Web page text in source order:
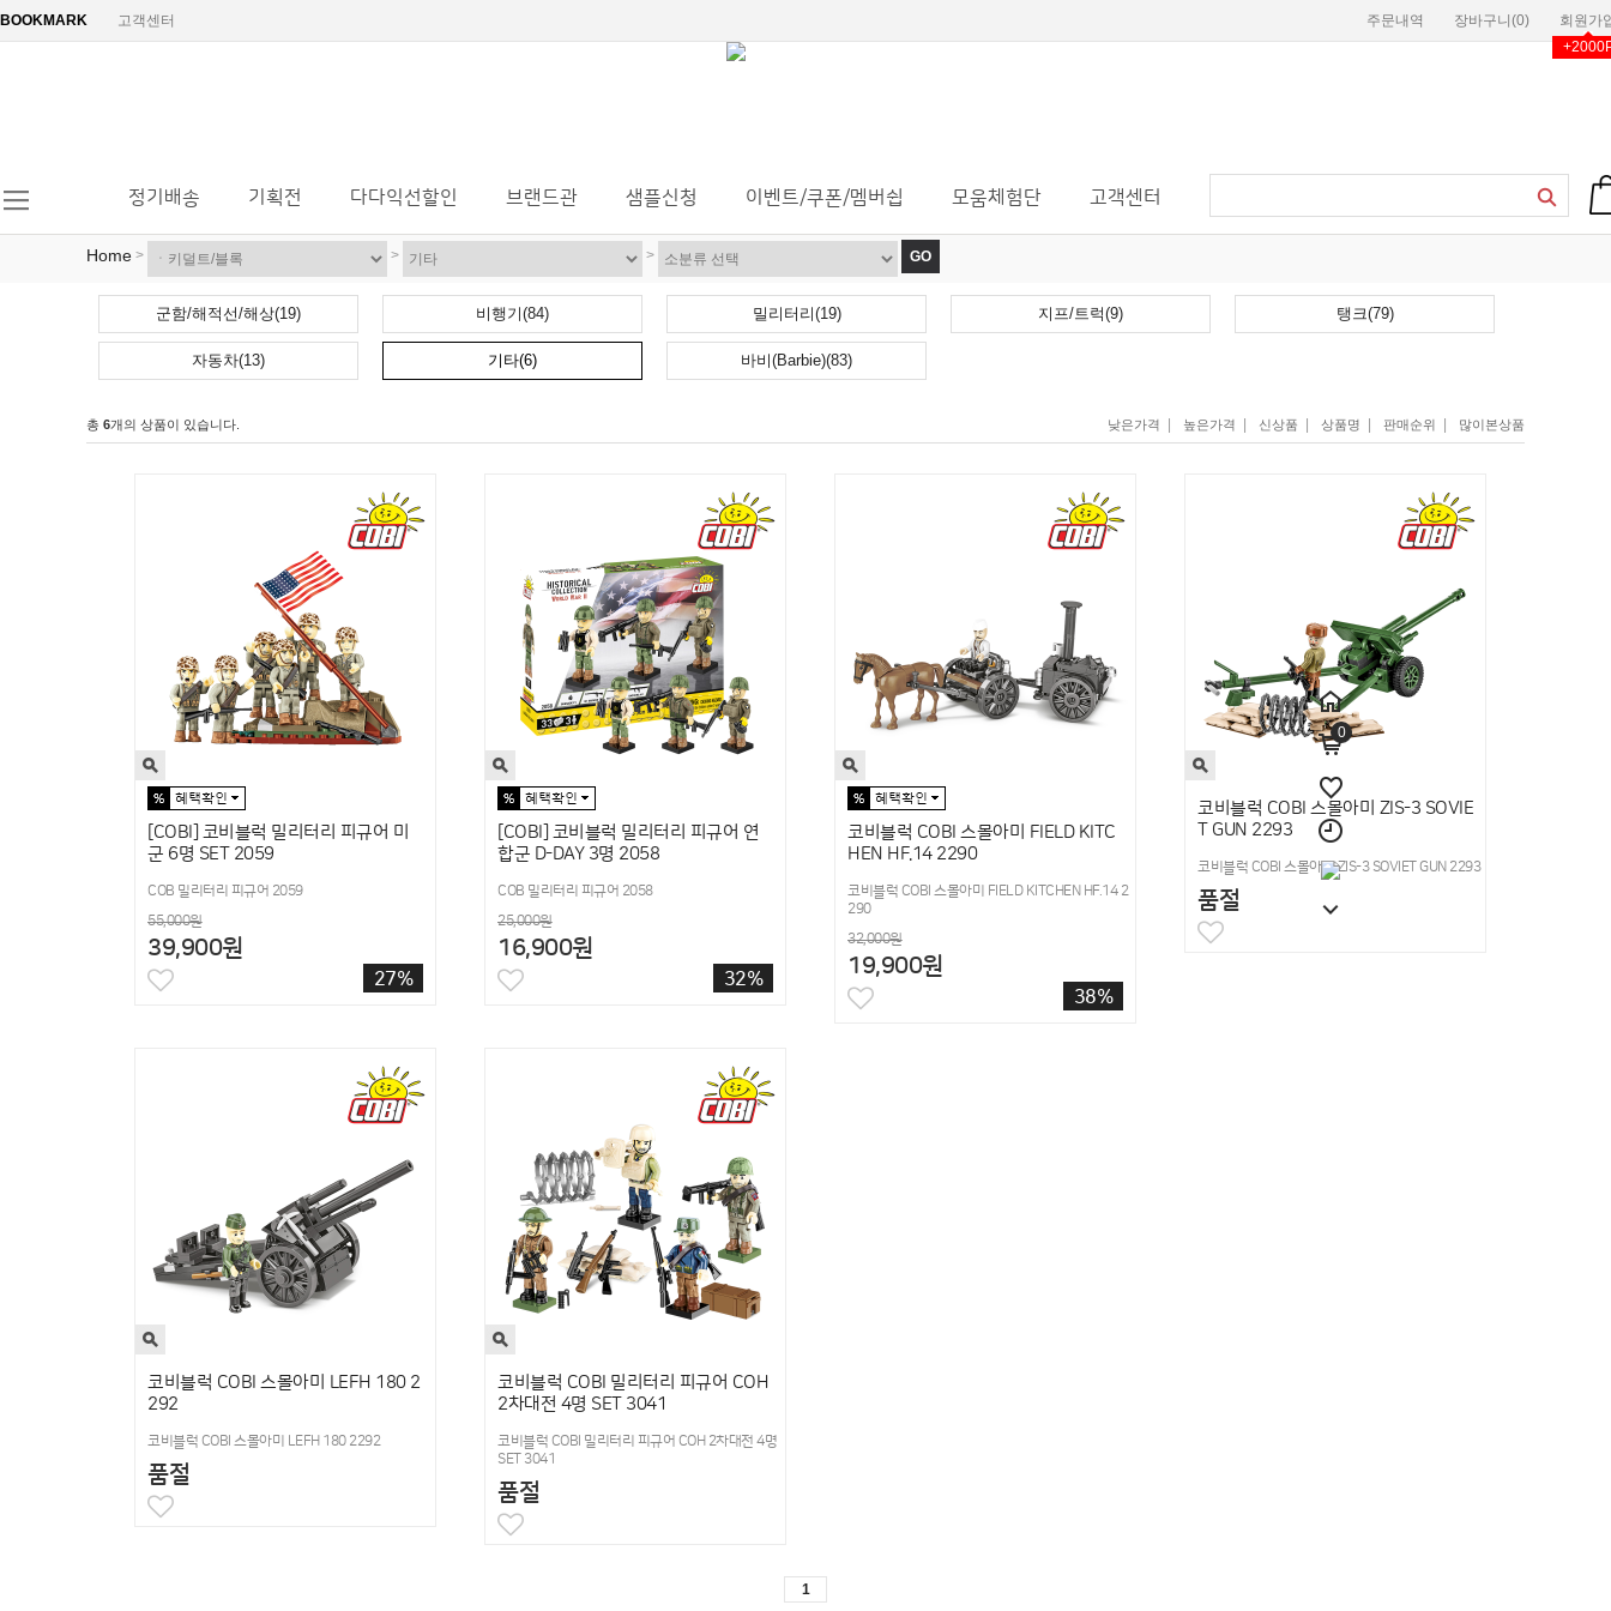
0
BOOKMARK 고객센터
회원가
장바구니(0)
주문내역
정기배송 기획전 다다익선할인 브랜드관 샘플신청 이벤트/쿠폰/멤버쉽 모움체험단 고객센터
Home > > > GO
군함/해적선/해상(19) 비행기(84) 밀리터리(19) 지프/트럭(9) 탱크(79)
자동차(13) 기타(6) 바비(Barbie)(83)
총 6개의 상품이 있습니다. 낮은가격 높은가격 신상품 상품명 판매순위 많이본상품
[COBI] 코비블럭 밀리터리 피규어 미
군 6명 SET 2059
COB 밀리터리 피규어 2059
55,000원
39,900원
27%
[COBI] 코비블럭 밀리터리 피규어 연
합군 D-DAY 3명 2058
COB 밀리터리 피규어 2058
25,000원
16,900원
32%
코비블럭 COBI 스몰아미 FIELD KITC
HEN HF.14 2290
코비블럭 COBI 스몰아미 FIELD KITCHEN HF.14 2
290
32,000원
19,900원
38%
코비블럭 COBI 스몰아미 ZIS-3 SOVIE
T GUN 2293
코비블럭 COBI 스몰아미 ZIS-3 SOVIET GUN 2293
품절
코비블럭 COBI 스몰아미 LEFH 180 2
292
코비블럭 COBI 스몰아미 LEFH 180 2292
품절
코비블럭 COBI 밀리터리 피규어 COH
2차대전 4명 SET 3041
코비블럭 COBI 밀리터리 피규어 COH 2차대전 4명
SET 3041
품절
1